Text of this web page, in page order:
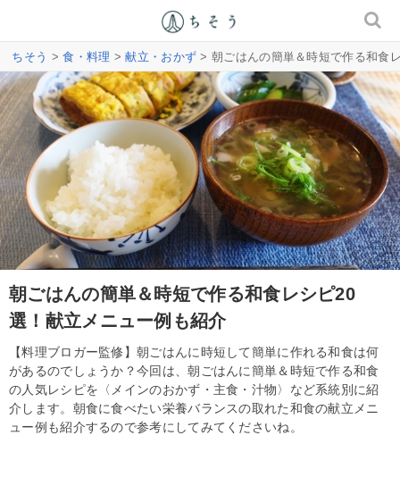
ちそう >食・料理 >献立・おかず > 朝ごはんの簡単＆時短で作る和食
朝ごはんの簡単＆時短で作る和食レシピ20
選！献立メニュー例も紹介
【料理ブロガー監修】朝ごはんに時短して簡単に作れる和食は何
があるのでしょうか？今回は、朝ごはんに簡単＆時短で作る和食
の人気レシピを〈メインのおかず・主食・汁物〉など系統別に紹
介します。朝食に食べたい栄養バランスの取れた和食の献立メニ
ュー例も紹介するので参考にしてみてくださいね。